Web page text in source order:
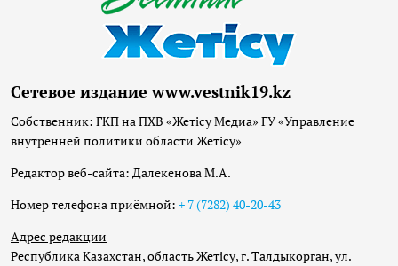
Сетевое издание www.vestnik19.kz
Собственник: ГКП на ПХВ «Жетісу Медиа» ГУ «Управление
внутренней политики области Жетісу»
Редактор веб-сайта: Далекенова М.А.
Номер телефона приёмной: + 7 (7282) 40-20-43
Адрес редакции
Республика Казахстан, область Жетісу, г. Талдыкорган, ул.